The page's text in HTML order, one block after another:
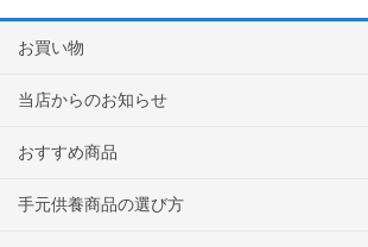
お買い物
当店からのお知らせ
おすすめ商品
手元供養商品の選び方